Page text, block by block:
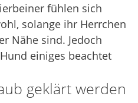
fühlen sich
solange ihr Herrchen
Nähe sind. Jedoch
einiges beachtet
geklärt werden